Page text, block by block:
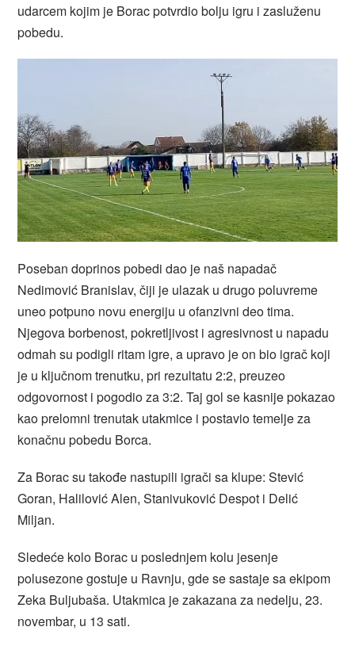
udarcem kojim je Borac potvrdio bolju igru i zasluženu
pobedu.
Poseban doprinos pobedi dao je naš napadač
Nedimović Branislav, čiji je ulazak u drugo poluvreme
uneo potpuno novu energiju u ofanzivni deo tima.
Njegova borbenost, pokretljivost i agresivnost u napadu
odmah su podigli ritam igre, a upravo je on bio igrač koji
je u ključnom trenutku, pri rezultatu 2:2, preuzeo
odgovornost i pogodio za 3:2. Taj gol se kasnije pokazao
kao prelomni trenutak utakmice i postavio temelje za
konačnu pobedu Borca.
Za Borac su takođe nastupili igrači sa klupe: Stević
Goran, Halilović Alen, Stanivuković Despot i Delić
Miljan.
Sledeće kolo Borac u poslednjem kolu jesenje
polusezone gostuje u Ravnju, gde se sastaje sa ekipom
Zeka Buljubaša. Utakmica je zakazana za nedelju, 23.
novembar, u 13 sati.